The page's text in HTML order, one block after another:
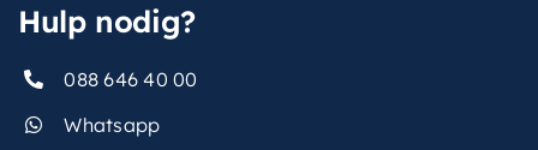
Hulp nodig?
088 646 40 00
Whatsapp